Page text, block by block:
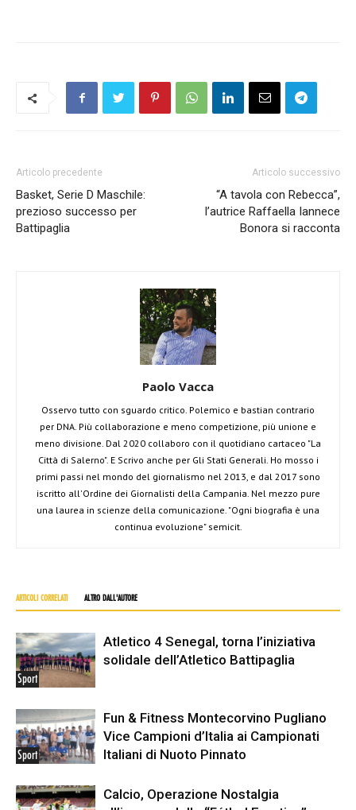
Articolo precedente
Basket, Serie D Maschile:
prezioso successo per
Battipaglia
Articolo successivo
“A tavola con Rebecca”,
l’autrice Raffaella Iannece
Bonora si racconta
Paolo Vacca
Osservo tutto con sguardo critico. Polemico e bastian contrario
per DNA. Più collaborazione e meno competizione, più unione e
meno divisione. Dal 2020 collaboro con il quotidiano cartaceo "La
Città di Salerno". E Scrivo anche per Gli Stati Generali. Ho mosso i
primi passi nel mondo del giornalismo nel 2013, e dal 2017 sono
iscritto all'Ordine dei Giornalisti della Campania. Nel mezzo pure
una laurea in scienze della comunicazione. "Ogni biografia è una
continua evoluzione" semicit.
ARTICOLI CORRELATI ALTRO DALL'AUTORE
Sport
Atletico 4 Senegal, torna l’iniziativa
solidale dell’Atletico Battipaglia
Sport
Fun & Fitness Montecorvino Pugliano
Vice Campioni d’Italia ai Campionati
Italiani di Nuoto Pinnato
Calcio, Operazione Nostalgia